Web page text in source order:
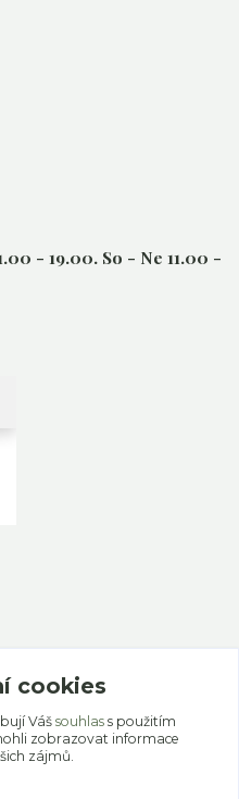
- 19.00. So - Ne 11.00 -
cookies
Váš souhlass použitím
zobrazovat informace
zájmů.